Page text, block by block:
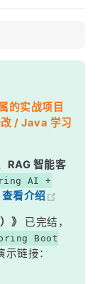
的实战项目
改 / Java 学习
RAG 智能客
AI +
查看介绍
》
已完结，
Boot
示链接：